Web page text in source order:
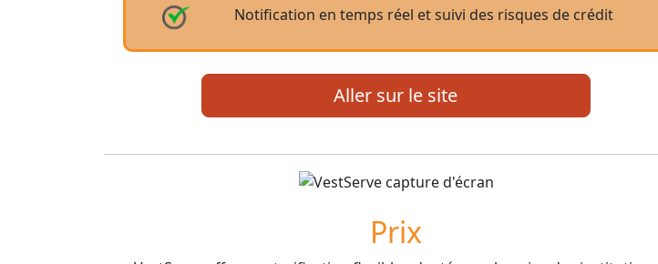
Notification en temps réel et suivi des risques de crédit
Aller sur le site
Prix